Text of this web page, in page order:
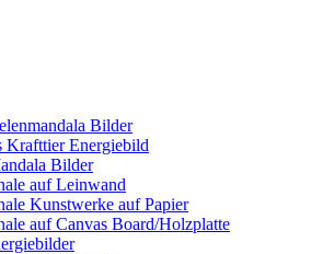
Bilder
Krafttier Energiebild
Bilder
auf Leinwand
Kunstwerke auf Papier
auf Canvas Board/Holzplatte